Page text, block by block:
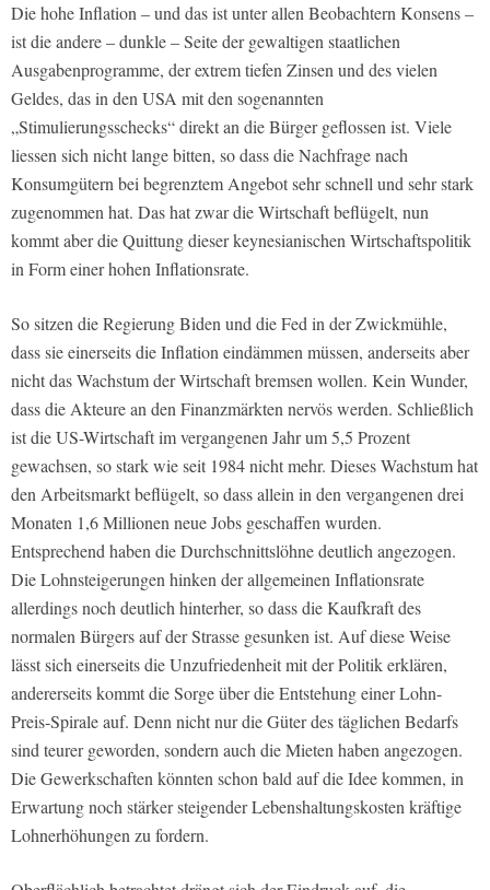
Die hohe Inflation – und das ist unter allen Beobachtern Konsens –
ist die andere – dunkle – Seite der gewaltigen staatlichen
Ausgabenprogramme, der extrem tiefen Zinsen und des vielen
Geldes, das in den USA mit den sogenannten
„Stimulierungsschecks“ direkt an die Bürger geflossen ist. Viele
liessen sich nicht lange bitten, so dass die Nachfrage nach
Konsumgütern bei begrenztem Angebot sehr schnell und sehr stark
zugenommen hat. Das hat zwar die Wirtschaft beflügelt, nun
kommt aber die Quittung dieser keynesianischen Wirtschaftspolitik
in Form einer hohen Inflationsrate.
So sitzen die Regierung Biden und die Fed in der Zwickmühle,
dass sie einerseits die Inflation eindämmen müssen, anderseits aber
nicht das Wachstum der Wirtschaft bremsen wollen. Kein Wunder,
dass die Akteure an den Finanzmärkten nervös werden. Schließlich
ist die US-Wirtschaft im vergangenen Jahr um 5,5 Prozent
gewachsen, so stark wie seit 1984 nicht mehr. Dieses Wachstum hat
den Arbeitsmarkt beflügelt, so dass allein in den vergangenen drei
Monaten 1,6 Millionen neue Jobs geschaffen wurden.
Entsprechend haben die Durchschnittslöhne deutlich angezogen.
Die Lohnsteigerungen hinken der allgemeinen Inflationsrate
allerdings noch deutlich hinterher, so dass die Kaufkraft des
normalen Bürgers auf der Strasse gesunken ist. Auf diese Weise
lässt sich einerseits die Unzufriedenheit mit der Politik erklären,
andererseits kommt die Sorge über die Entstehung einer Lohn-
Preis-Spirale auf. Denn nicht nur die Güter des täglichen Bedarfs
sind teurer geworden, sondern auch die Mieten haben angezogen.
Die Gewerkschaften könnten schon bald auf die Idee kommen, in
Erwartung noch stärker steigender Lebenshaltungskosten kräftige
Lohnerhöhungen zu fordern.